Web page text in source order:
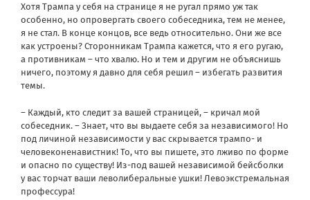
Хотя Трампа у себя на странице я не ругал прямо уж так
особенно, но опровергать своего собеседника, тем не менее,
я не стал. В конце концов, все ведь относительно. Они же все
как устроены? Сторонникам Трампа кажется, что я его ругаю,
а противникам – что хвалю. Но и тем и другим не объяснишь
ничего, поэтому я давно для себя решил – избегать развития
темы.
– Каждый, кто следит за вашей страницей, – кричал мой
собеседник. – Знает, что вы выдаете себя за независимого! Но
под личиной независимости у вас скрывается трампо- и
человеконенавистник! То, что вы пишете, это лживо по форме
и опасно по существу! Из-под вашей независимой бейсболки
у вас торчат ваши леволиберальные ушки! Левоэкстремальная
профессура!